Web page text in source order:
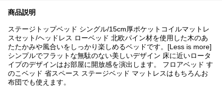
商品説明
ステージトップベッド シングル/15cm厚ポケットコイルマットレ
スセット/ヘッドレス ローベッド 北欧パイン材を使用した木のあ
たたかみや風合いをしっかり楽しめるベッドです。[Less is more]
シンプルでフラットな無駄のない美しいデザイン 床に近いロータ
イプのデザインはお部屋に開放感を演出します。 フロアベッド す
のこベッド 省スペース ステージベッド マットレスはもちろんお
布団でも使えます。